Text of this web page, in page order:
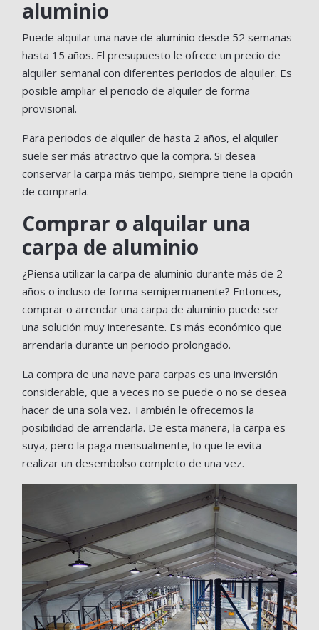
aluminio
Puede alquilar una nave de aluminio desde 52 semanas
hasta 15 años. El presupuesto le ofrece un precio de
alquiler semanal con diferentes periodos de alquiler. Es
posible ampliar el periodo de alquiler de forma
provisional.
Para periodos de alquiler de hasta 2 años, el alquiler
suele ser más atractivo que la compra. Si desea
conservar la carpa más tiempo, siempre tiene la opción
de comprarla.
Comprar o alquilar una
carpa de aluminio
¿Piensa utilizar la carpa de aluminio durante más de 2
años o incluso de forma semipermanente? Entonces,
comprar o arrendar una carpa de aluminio puede ser
una solución muy interesante. Es más económico que
arrendarla durante un periodo prolongado.
La compra de una nave para carpas es una inversión
considerable, que a veces no se puede o no se desea
hacer de una sola vez. También le ofrecemos la
posibilidad de arrendarla. De esta manera, la carpa es
suya, pero la paga mensualmente, lo que le evita
realizar un desembolso completo de una vez.